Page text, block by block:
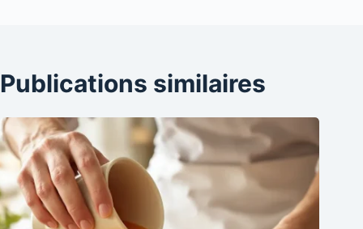
Publications similaires